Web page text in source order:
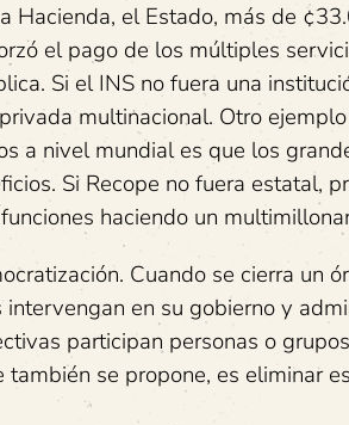
Hacienda, el Estado, más de
el pago de los múltiples
Si el INS no fuera una
multinacional. Otro
a nivel mundial es que los
Si Recope no fuera estatal,
haciendo un
Cuando se cierra un
en su gobierno y
participan personas o
se propone, es eliminar